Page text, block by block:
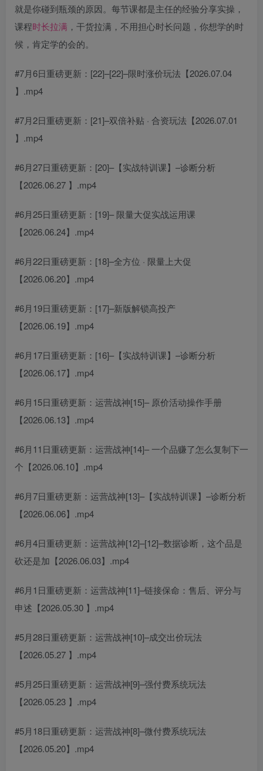
就是你碰到瓶颈的原因。每节课都是主任的经验分享实操，
课程时长拉满 ，干货拉满，不用担心时长问题，你想学的时
候，肯定学的会的。
#7月6日重磅更新：[22]–[22]–限时涨价玩法【2026.07.04
】.mp4
#7月2日重磅更新：[21]–双倍补贴 · 合资玩法【2026.07.01
】.mp4
#6月27日重磅更新：[20]–【实战特训课】–诊断分析
【2026.06.27 】.mp4
#6月25日重磅更新：[19]– 限量大促实战运用课
【2026.06.24】.mp4
#6月22日重磅更新：[18]–全方位 · 限量上大促
【2026.06.20】.mp4
#6月19日重磅更新：[17]–新版解锁高投产
【2026.06.19】.mp4
#6月17日重磅更新：[16]–【实战特训课】–诊断分析
【2026.06.17】.mp4
#6月15日重磅更新：运营战神[15]– 原价活动操作手册
【2026.06.13】.mp4
#6月11日重磅更新：运营战神[14]– 一个品赚了怎么复制下一
个【2026.06.10】.mp4
#6月7日重磅更新：运营战神[13]–【实战特训课】–诊断分析
【2026.06.06】.mp4
#6月4日重磅更新：运营战神[12]–[12]–数据诊断，这个品是
砍还是加【2026.06.03】.mp4
#6月1日重磅更新：运营战神[11]–链接保命：售后、评分与
申述【2026.05.30 】.mp4
#5月28日重磅更新：运营战神[10]–成交出价玩法
【2026.05.27 】.mp4
#5月25日重磅更新：运营战神[9]–强付费系统玩法
【2026.05.23 】.mp4
#5月18日重磅更新：运营战神[8]–微付费系统玩法
【2026.05.20】.mp4